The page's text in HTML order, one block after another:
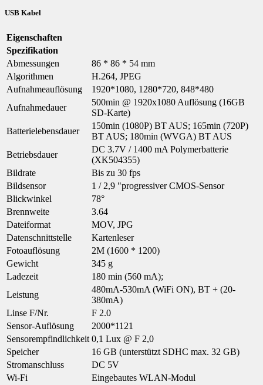
USB Kabel
Eigenschaften
Spezifikation
Abmessungen
86 * 86 * 54 mm
Algorithmen
H.264, JPEG
Aufnahmeauflösung
1920*1080, 1280*720, 848*480
Aufnahmedauer
500min @ 1920x1080 Auflösung (16GB
SD-Karte)
Batterielebensdauer
150min (1080P) BT AUS; 165min (720P)
BT AUS; 180min (WVGA) BT AUS
Betriebsdauer
DC 3.7V / 1400 mA Polymerbatterie
(XK504355)
Bildrate
Bis zu 30 fps
Bildsensor
1 / 2,9 "progressiver CMOS-Sensor
Blickwinkel
78°
Brennweite
3.64
Dateiformat
MOV, JPG
Datenschnittstelle
Kartenleser
Fotoauflösung
2M (1600 * 1200)
Gewicht
345 g
Ladezeit
180 min (560 mA);
Leistung
480mA-530mA (WiFi ON), BT + (20-
380mA)
Linse F/Nr.
F 2.0
Sensor-Auflösung
2000*1121
Sensorempfindlichkeit 0,1 Lux @ F 2,0
Speicher
16 GB (unterstützt SDHC max. 32 GB)
Stromanschluss
DC 5V
Wi-Fi
Eingebautes WLAN-Modul